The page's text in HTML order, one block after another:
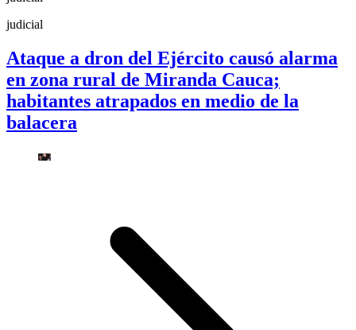
judicial
Ataque a dron del Ejército causó alarma
en zona rural de Miranda Cauca;
habitantes atrapados en medio de la
balacera